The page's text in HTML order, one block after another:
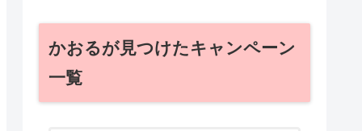
かおるが見つけたキャンペーン
一覧